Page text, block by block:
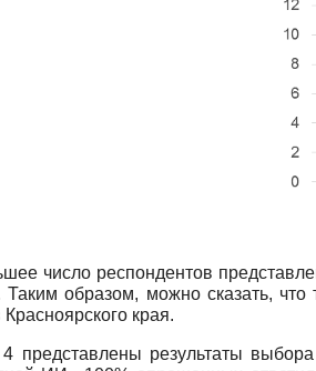
число респондентов
Таким образом, можно сказать,
края.
представлены результаты